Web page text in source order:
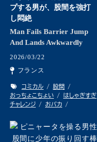
プする男が、股間を強打
し悶絶
Man Fails Barrier Jump
And Lands Awkwardly
2026/03/22
フランス
コミカル
股間
おっちょこちょい
はしゃぎすぎ
チャレンジ
おバカ